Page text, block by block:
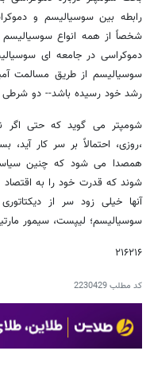
رابطه بین سوسیالیسم و
شخصاً از همه انواع سوسیالیسم
دموکراسی در جامعه ای
سوسیالیسم از طریق مسالمت
رشد خود رسیده باشد-- دو شرطی
شومپتر می گوید که حتی اگر
،روزی، احتمالاً بر سر کار آید،
همصدا می شود که چنین
شوند که قدرت خود را به
آنها خیلی زود سر از
سوسیالیسم؛ لیپست، سیمور
۲۱۶۲۱۶
کد مطلب2230429